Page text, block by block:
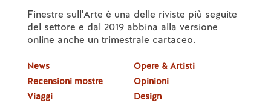
Finestre sull'Arte è una delle riviste più seguite
del settore e dal 2019 abbina alla versione
online anche un trimestrale cartaceo.
News
Recensioni mostre
Viaggi
Opere & Artisti
Opinioni
Design